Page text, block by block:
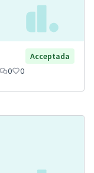
Acceptada
0 0